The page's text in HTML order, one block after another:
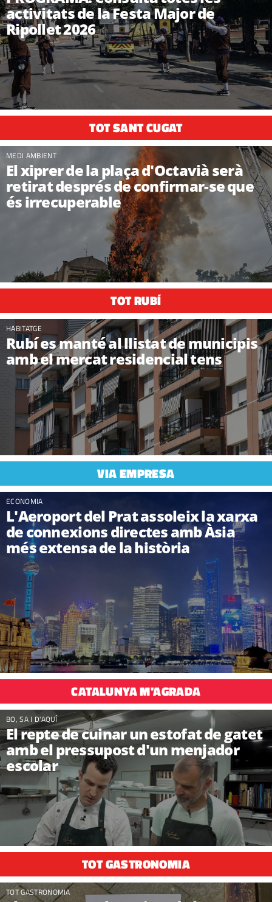
activitats de la Festa Major de
Ripollet 2026
TOT SANT CUGAT
MEDI AMBIENT
El xiprer de la plaça d'Octavià serà
retirat després de confirmar-se que
és irrecuperable
TOT RUBÍ
HABITATGE
Rubí es manté al llistat de municipis
amb el mercat residencial tens
VIA EMPRESA
ECONOMIA
L'Aeroport del Prat assoleix la xarxa
de connexions directes amb Àsia
més extensa de la història
CATALUNYA M'AGRADA
BO, SA I D'AQUÍ
El repte de cuinar un estofat de gatet
amb el pressupost d'un menjador
escolar
TOT GASTRONOMIA
TOT GASTRONOMIA